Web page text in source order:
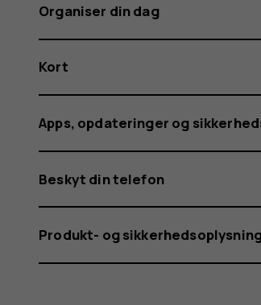
Organiser din dag
Kort
Apps, opdateringer og
Beskyt din telefon
Produkt- og